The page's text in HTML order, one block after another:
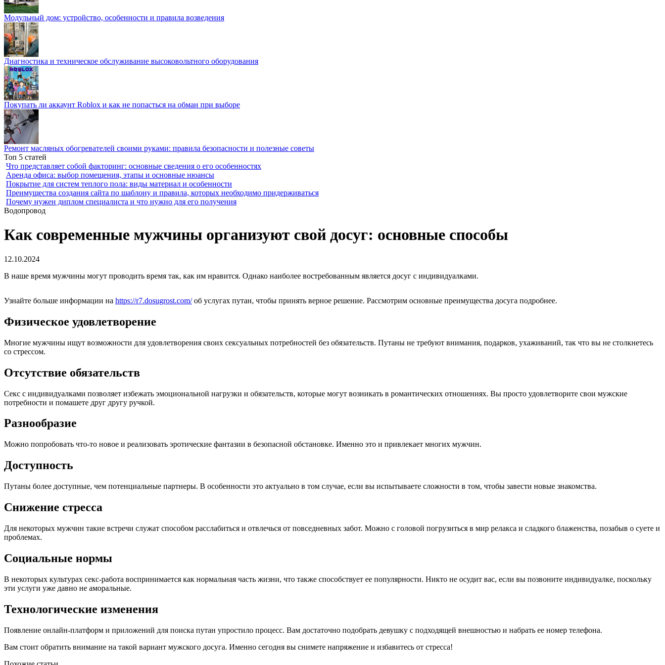
Модульный дом: устройство, особенности и правила возведения
Диагностика и техническое обслуживание высоковольтного оборудования
Покупать ли аккаунт Roblox и как не попасться на обман при выборе
Ремонт масляных обогревателей своими руками: правила безопасности и полезные советы
Топ 5 статей
Что представляет собой факторинг: основные сведения о его особенностях
Аренда офиса: выбор помещения, этапы и основные нюансы
Покрытие для систем теплого пола: виды материал и особенности
Преимущества создания сайта по шаблону и правила, которых необходимо придерживаться
Почему нужен диплом специалиста и что нужно для его получения
Водопровод
Как современные мужчины организуют свой досуг: основные способы
12.10.2024
В наше время мужчины могут проводить время так, как им нравится. Однако наиболее востребованным является досуг с индивидуалками.
Узнайте больше информации на https://r7.dosugrost.com/об услугах путан, чтобы принять верное решение. Рассмотрим основные преимущества досуга подробнее.
Физическое удовлетворение
Многие мужчины ищут возможности для удовлетворения своих сексуальных потребностей без обязательств. Путаны не требуют внимания, подарков, ухаживаний, так что вы не столкнетесь
со стрессом.
Отсутствие обязательств
Секс с индивидуалками позволяет избежать эмоциональной нагрузки и обязательств, которые могут возникать в романтических отношениях. Вы просто удовлетворите свои мужские
потребности и помашете друг другу ручкой.
Разнообразие
Можно попробовать что-то новое и реализовать эротические фантазии в безопасной обстановке. Именно это и привлекает многих мужчин.
Доступность
Путаны более доступные, чем потенциальные партнеры. В особенности это актуально в том случае, если вы испытываете сложности в том, чтобы завести новые знакомства.
Снижение стресса
Для некоторых мужчин такие встречи служат способом расслабиться и отвлечься от повседневных забот. Можно с головой погрузиться в мир релакса и сладкого блаженства, позабыв о суете и
проблемах.
Социальные нормы
В некоторых культурах секс-работа воспринимается как нормальная часть жизни, что также способствует ее популярности. Никто не осудит вас, если вы позвоните индивидуалке, поскольку
эти услуги уже давно не аморальные.
Технологические изменения
Появление онлайн-платформ и приложений для поиска путан упростило процесс. Вам достаточно подобрать девушку с подходящей внешностью и набрать ее номер телефона.
Вам стоит обратить внимание на такой вариант мужского досуга. Именно сегодня вы снимете напряжение и избавитесь от стресса!